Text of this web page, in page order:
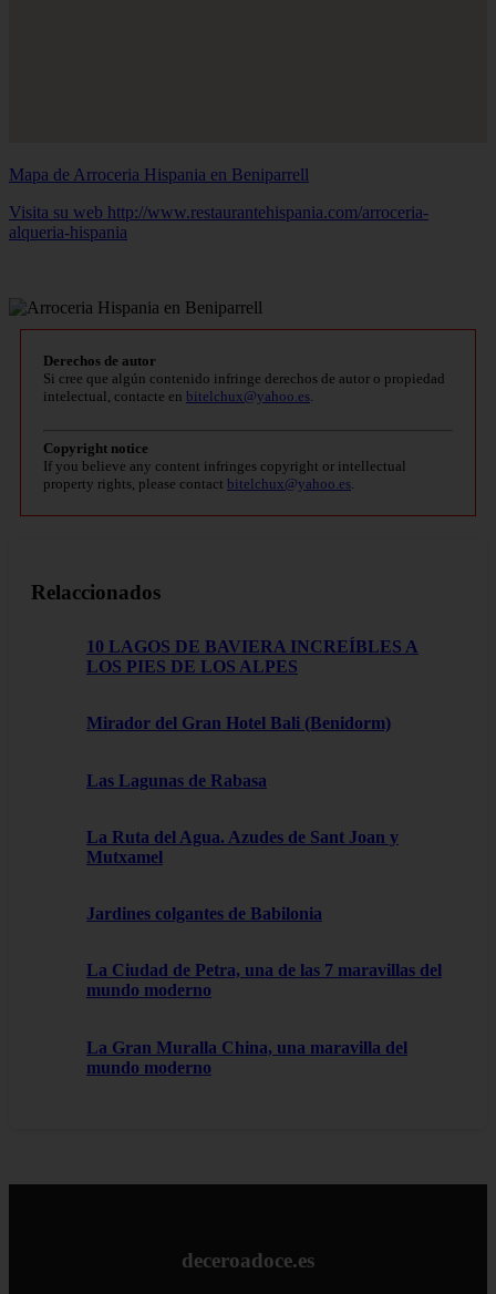
Mapa de Arroceria Hispania en Beniparrell
Visita su web http://www.restaurantehispania.com/arroceria-
alqueria-hispania
Derechos de autor
Si cree que algún contenido infringe derechos de autor o propiedad
intelectual, contacte en bitelchux@yahoo.es
Copyright notice
If you believe any content infringes copyright or intellectual
property rights, please contact bitelchux@yahoo.es
Relaccionados
10 LAGOS DE BAVIERA INCREÍBLES A
LOS PIES DE LOS ALPES
Mirador del Gran Hotel Bali (Benidorm)
Las Lagunas de Rabasa
La Ruta del Agua. Azudes de Sant Joan y
Mutxamel
Jardines colgantes de Babilonia
La Ciudad de Petra, una de las 7 maravillas del
mundo moderno
La Gran Muralla China, una maravilla del
mundo moderno
deceroadoce.es